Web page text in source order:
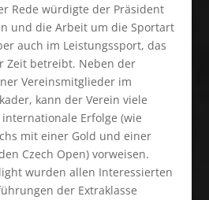
Rede würdigte der Präsident
und die Arbeit um die Sportart
auch im Leistungssport, das
Zeit betreibt. Neben der
Vereinsmitglieder im
kann der Verein viele
Erfolge (wie
mit einer Gold und einer
Czech Open) vorweisen.
wurden allen Interessierten
der Extraklasse